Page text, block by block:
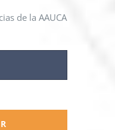
de la AAUCA